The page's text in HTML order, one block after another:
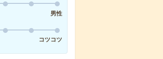
男性
コツコツ